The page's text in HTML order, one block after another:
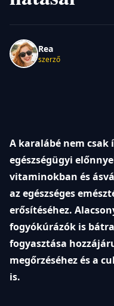
Rea
szerző
A karalábé nem csak
egészségügyi
vitaminokban és
az egészséges
erősítéséhez.
fogyókúrázók is
fogyasztása
megőrzéséhez és a
is.